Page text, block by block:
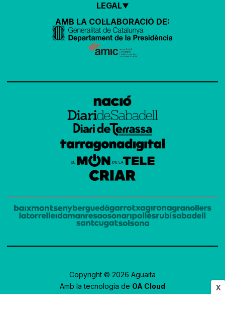
X
LEGAL
AMB LA COL·LABORACIÓ DE:
Copyright © 2026 Aguaita
Amb la tecnologia de OA Cloud